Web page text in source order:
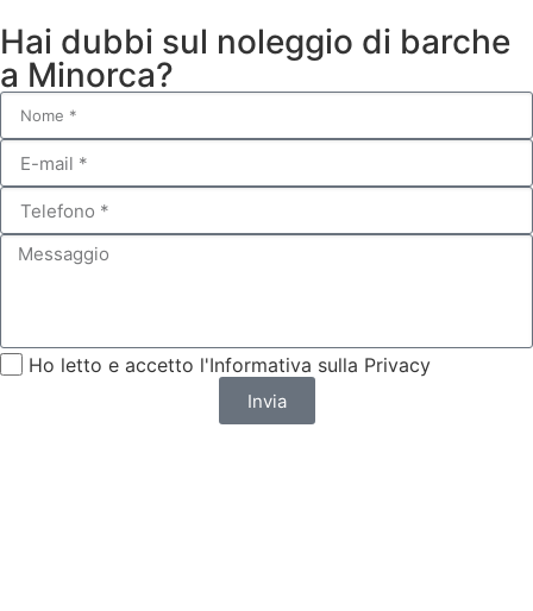
Hai dubbi sul noleggio di barche
a Minorca?
Ho letto e accetto l'Informativa sulla Privacy
Invia